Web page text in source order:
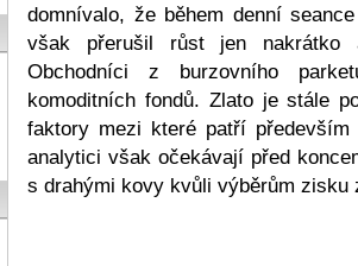
domnívalo, že během denní
však přerušil růst jen
Obchodníci z burzovního
komoditních fondů. Zlato je stále
faktory mezi které patří
analytici však očekávají před
s drahými kovy kvůli výběrům zisku